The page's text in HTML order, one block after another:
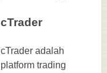
cTrader
cTrader adalah
platform trading